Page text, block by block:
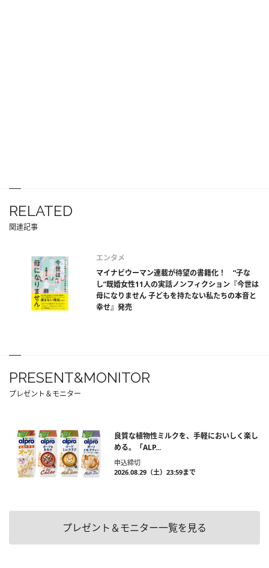
RELATED
関連記事
エンタメ
マイナビウーマン連載が待望の書籍化！ “子な
し”既婚女性11人の実話ノンフィクション『今世は
母になりません 子どもを持たない私たちの本音と
幸せ』発売
PRESENT&MONITOR
プレゼント＆モニター
良質な植物性ミルクを、手軽においしく楽し
める。「ALP...
申込締切
2026.08.29（土）23:59まで
プレゼント＆モニター一覧を見る